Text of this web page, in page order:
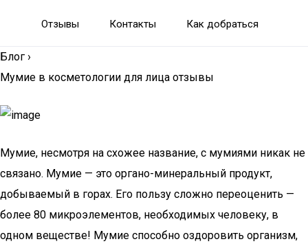
Отзывы Контакты Как добраться
Блог ›
Мумие в косметологии для лица отзывы
Мумие, несмотря на схожее название, с мумиями никак не
связано. Мумие — это органо-минеральный продукт,
добываемый в горах. Его пользу сложно переоценить —
более 80 микроэлементов, необходимых человеку, в
одном веществе! Мумие способно оздоровить организм,